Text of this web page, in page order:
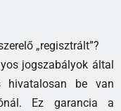
„regisztrált”?
jogszabályok által
hivatalosan be van
Ez garancia a